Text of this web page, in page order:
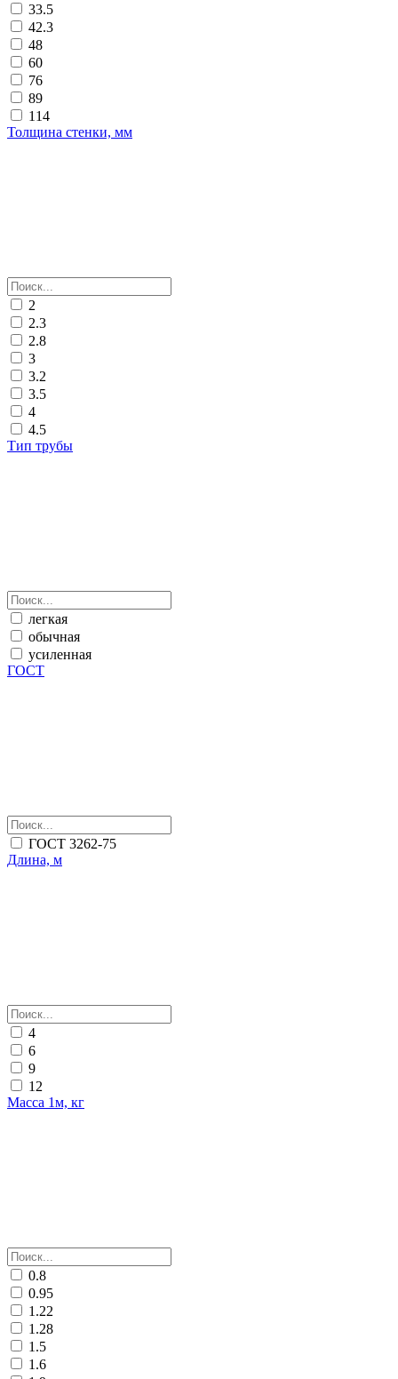
33.5
42.3
48
60
76
89
114
Толщина стенки, мм
2
2.3
2.8
3
3.2
3.5
4
4.5
Тип трубы
легкая
обычная
усиленная
ГОСТ
ГОСТ 3262-75
Длина, м
4
6
9
12
Масса 1м, кг
0.8
0.95
1.22
1.28
1.5
1.6